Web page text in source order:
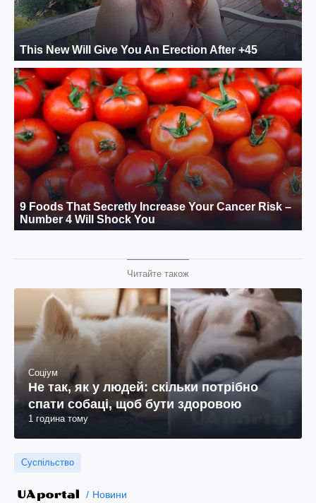
Читайте також
Соціум
Не так, як у людей: скільки потрібно
спати собаці, щоб бути здоровою
1 година тому
Суспільство
Новини